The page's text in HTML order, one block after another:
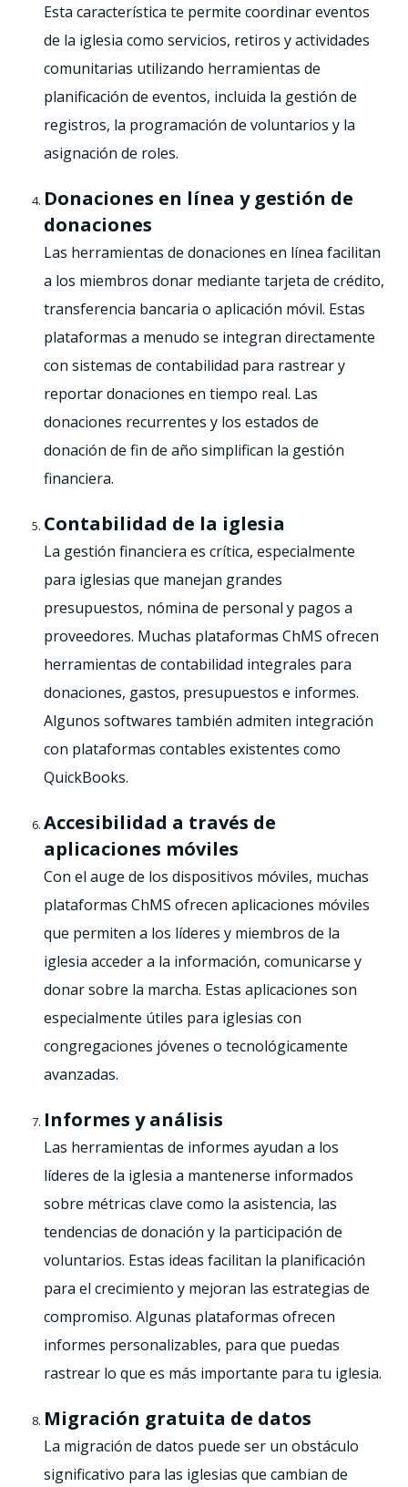
Esta característica te permite coordinar eventos
de la iglesia como servicios, retiros y actividades
comunitarias utilizando herramientas de
planificación de eventos, incluida la gestión de
registros, la programación de voluntarios y la
asignación de roles.
Donaciones en línea y gestión de
donaciones
Las herramientas de donaciones en línea facilitan
a los miembros donar mediante tarjeta de crédito,
transferencia bancaria o aplicación móvil. Estas
plataformas a menudo se integran directamente
con sistemas de contabilidad para rastrear y
reportar donaciones en tiempo real. Las
donaciones recurrentes y los estados de
donación de fin de año simplifican la gestión
financiera.
Contabilidad de la iglesia
La gestión financiera es crítica, especialmente
para iglesias que manejan grandes
presupuestos, nómina de personal y pagos a
proveedores. Muchas plataformas ChMS ofrecen
herramientas de contabilidad integrales para
donaciones, gastos, presupuestos e informes.
Algunos softwares también admiten integración
con plataformas contables existentes como
QuickBooks.
Accesibilidad a través de
aplicaciones móviles
Con el auge de los dispositivos móviles, muchas
plataformas ChMS ofrecen aplicaciones móviles
que permiten a los líderes y miembros de la
iglesia acceder a la información, comunicarse y
donar sobre la marcha. Estas aplicaciones son
especialmente útiles para iglesias con
congregaciones jóvenes o tecnológicamente
avanzadas.
Informes y análisis
Las herramientas de informes ayudan a los
líderes de la iglesia a mantenerse informados
sobre métricas clave como la asistencia, las
tendencias de donación y la participación de
voluntarios. Estas ideas facilitan la planificación
para el crecimiento y mejoran las estrategias de
compromiso. Algunas plataformas ofrecen
informes personalizables, para que puedas
rastrear lo que es más importante para tu iglesia.
Migración gratuita de datos
La migración de datos puede ser un obstáculo
significativo para las iglesias que cambian de